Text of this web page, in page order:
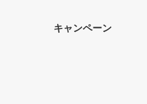
キャンペーン